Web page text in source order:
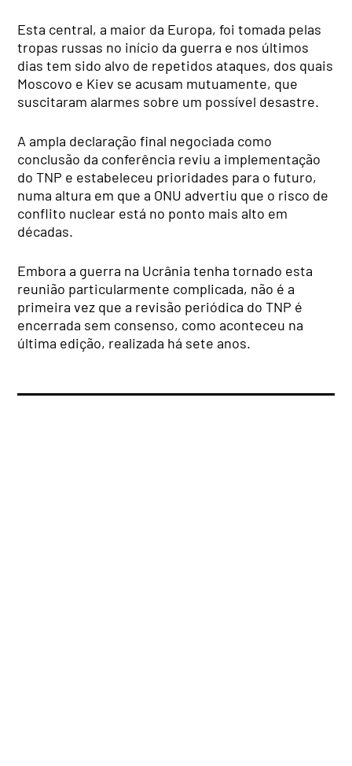
Esta central, a maior da Europa, foi tomada pelas
tropas russas no início da guerra e nos últimos
dias tem sido alvo de repetidos ataques, dos quais
Moscovo e Kiev se acusam mutuamente, que
suscitaram alarmes sobre um possível desastre.
A ampla declaração final negociada como
conclusão da conferência reviu a implementação
do TNP e estabeleceu prioridades para o futuro,
numa altura em que a ONU advertiu que o risco de
conflito nuclear está no ponto mais alto em
décadas.
Embora a guerra na Ucrânia tenha tornado esta
reunião particularmente complicada, não é a
primeira vez que a revisão periódica do TNP é
encerrada sem consenso, como aconteceu na
última edição, realizada há sete anos.